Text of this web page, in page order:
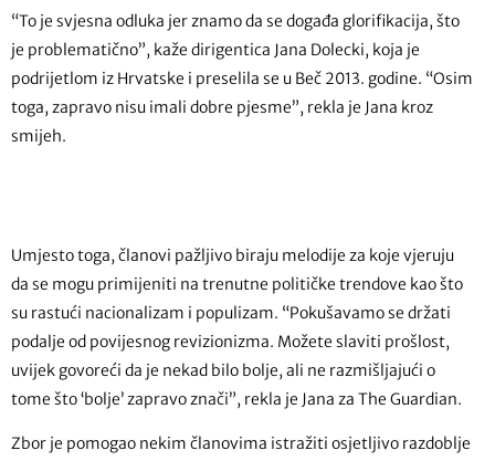
“To je svjesna odluka jer znamo da se događa glorifikacija, što
je problematično”, kaže dirigentica Jana Dolecki, koja je
podrijetlom iz Hrvatske i preselila se u Beč 2013. godine. “Osim
toga, zapravo nisu imali dobre pjesme”, rekla je Jana kroz
smijeh.
Umjesto toga, članovi pažljivo biraju melodije za koje vjeruju
da se mogu primijeniti na trenutne političke trendove kao što
su rastući nacionalizam i populizam. “Pokušavamo se držati
podalje od povijesnog revizionizma. Možete slaviti prošlost,
uvijek govoreći da je nekad bilo bolje, ali ne razmišljajući o
tome što ‘bolje’ zapravo znači”, rekla je Jana za The Guardian.
Zbor je pomogao nekim članovima istražiti osjetljivo razdoblje